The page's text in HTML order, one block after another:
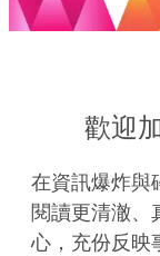
歡迎
在資訊爆炸與
閱讀更清澈、
心，充份反映